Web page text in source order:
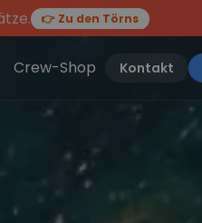
👉 Zu den Törns
Törn!
des Jahres, sei dabei.
Crew-Shop Kontakt